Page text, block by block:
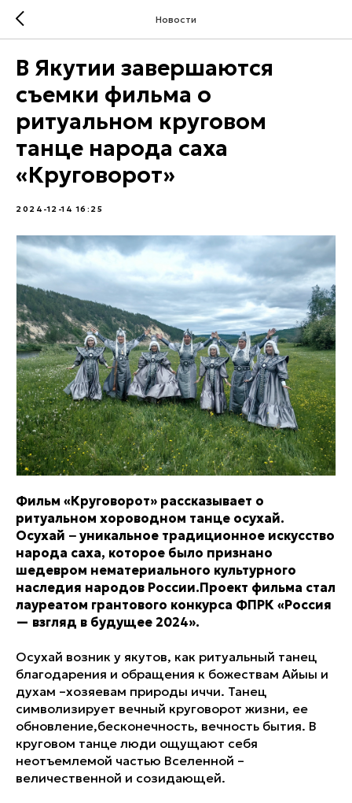
Новости
В Якутии завершаются
съемки фильма о
ритуальном круговом
танце народа саха
«Круговорот»
2024-12-14 16:25
Фильм «Круговорот» рассказывает о
ритуальном хороводном танце осухай.
Осухай − уникальное традиционное искусство
народа саха, которое было признано
шедевром нематериального культурного
наследия народов России.Проект фильма стал
лауреатом грантового конкурса ФПРК «Россия
— взгляд в будущее 2024».
Осухай возник у якутов, как ритуальный танец
благодарения и обращения к божествам Айыы и
духам –хозяевам природы иччи. Танец
символизирует вечный круговорот жизни, ее
обновление,бесконечность, вечность бытия. В
круговом танце люди ощущают себя
неотъемлемой частью Вселенной –
величественной и созидающей.